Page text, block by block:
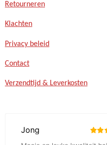
Retourneren
Klachten
Privacy beleid
Contact
Verzendtijd & Leverkosten